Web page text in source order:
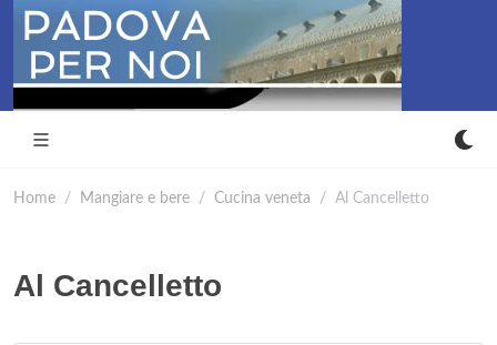
Home Mangiare e bere Cucina veneta Al Cancelletto
Al Cancelletto